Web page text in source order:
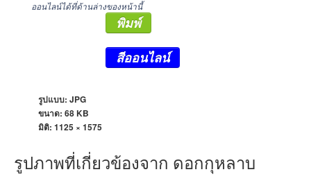
ออนไลน์ได้ที่ด้านล่างของหน้านี้
พิมพ์
สีออนไลน์
รูปแบบ: JPG
ขนาด: 68 KB
มิติ: 1125 × 1575
รูปภาพที่เกี่ยวข้องจาก ดอกกุหลาบ